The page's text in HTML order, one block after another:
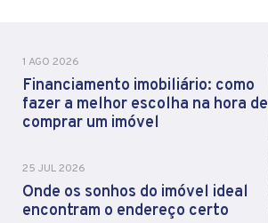
1 AGO 2026
Financiamento imobiliário: como
fazer a melhor escolha na hora de
comprar um imóvel
25 JUL 2026
Onde os sonhos do imóvel ideal
encontram o endereço certo